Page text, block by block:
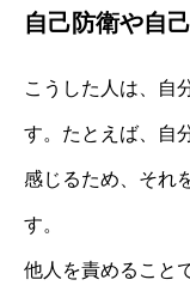
自己防衛や自
こうした人は、自
す。たとえば、自
感じるため、それ
す。
他人を責めること